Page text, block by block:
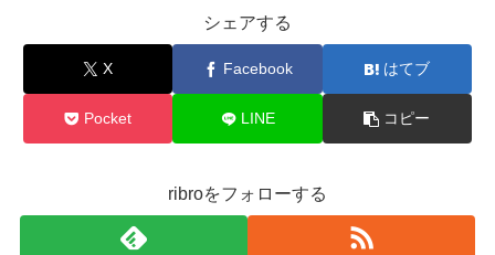
シェアする
X Facebook はてブ
Pocket LINE コピー
ribroをフォローする